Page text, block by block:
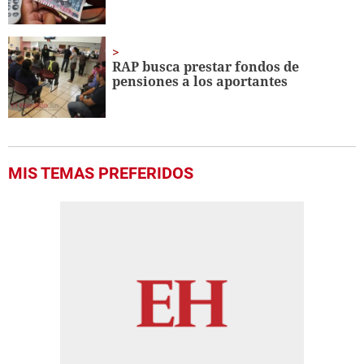
RAP busca prestar fondos de
pensiones a los aportantes
MIS TEMAS PREFERIDOS